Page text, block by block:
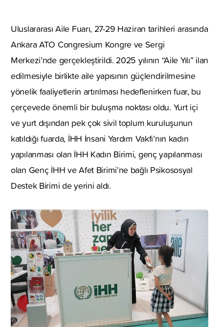
Uluslararası Aile Fuarı, 27-29 Haziran tarihleri arasında
Ankara ATO Congresium Kongre ve Sergi
Merkezi’nde gerçekleştirildi. 2025 yılının “Aile Yılı” ilan
edilmesiyle birlikte aile yapısının güçlendirilmesine
yönelik faaliyetlerin artırılması hedeflenirken fuar, bu
çerçevede önemli bir buluşma noktası oldu. Yurt içi
ve yurt dışından pek çok sivil toplum kuruluşunun
katıldığı fuarda, İHH İnsani Yardım Vakfı’nın kadın
yapılanması olan İHH Kadın Birimi, genç yapılanması
olan Genç İHH ve Afet Birimi’ne bağlı Psikososyal
Destek Birimi de yerini aldı.